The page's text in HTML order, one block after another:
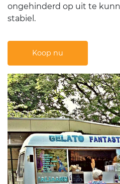
ongehinderd op uit te
stabiel.
Koop nu